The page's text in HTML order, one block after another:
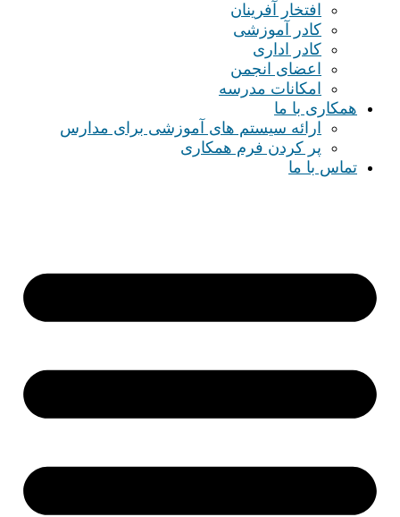
افتخار آفرینان
کادر آموزشی
کادر اداری
اعضای انجمن
امکانات مدرسه
همکاری با ما
ارائه سیستم های آموزشی برای مدارس
پر کردن فرم همکاری
تماس با ما